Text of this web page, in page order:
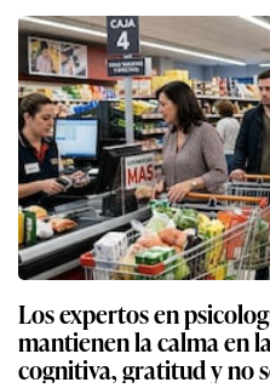
Los expertos en
mantienen la calma en
cognitiva, gratitud y no